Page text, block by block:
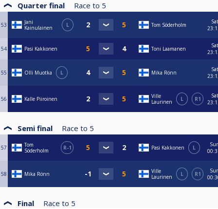
Quarter final Race to 5
53
Jani
Kainulainen
L Tom Söderholm
Sat
54 Pasi Kakkonen Toni Laamanen
Sat
55 Olli Muotka L Mika Rönn
Sat
56 Kalle Piiroinen
Ville
Laurinen
L R1
Sat
Semi final Race to 5
57
Tom
Söderholm
R-1 Pasi Kakkonen L
58 Mika Rönn
Ville
Laurinen
L R1
Final Race to 5